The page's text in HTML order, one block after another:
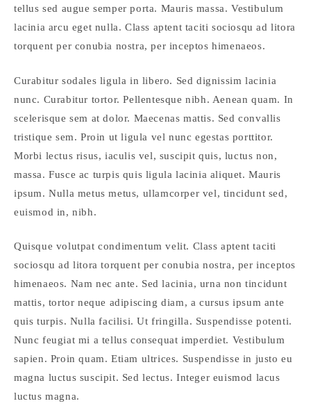
tellus sed augue semper porta. Mauris massa. Vestibulum
lacinia arcu eget nulla. Class aptent taciti sociosqu ad litora
torquent per conubia nostra, per inceptos himenaeos.
Curabitur sodales ligula in libero. Sed dignissim lacinia
nunc. Curabitur tortor. Pellentesque nibh. Aenean quam. In
scelerisque sem at dolor. Maecenas mattis. Sed convallis
tristique sem. Proin ut ligula vel nunc egestas porttitor.
Morbi lectus risus, iaculis vel, suscipit quis, luctus non,
massa. Fusce ac turpis quis ligula lacinia aliquet. Mauris
ipsum. Nulla metus metus, ullamcorper vel, tincidunt sed,
euismod in, nibh.
Quisque volutpat condimentum velit. Class aptent taciti
sociosqu ad litora torquent per conubia nostra, per inceptos
himenaeos. Nam nec ante. Sed lacinia, urna non tincidunt
mattis, tortor neque adipiscing diam, a cursus ipsum ante
quis turpis. Nulla facilisi. Ut fringilla. Suspendisse potenti.
Nunc feugiat mi a tellus consequat imperdiet. Vestibulum
sapien. Proin quam. Etiam ultrices. Suspendisse in justo eu
magna luctus suscipit. Sed lectus. Integer euismod lacus
luctus magna.